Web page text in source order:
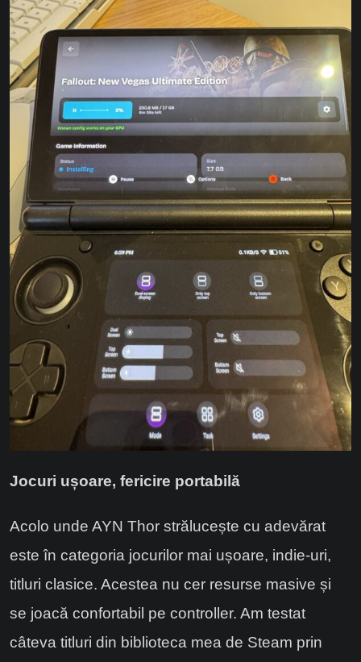
Jocuri ușoare, fericire portabilă
Acolo unde AYN Thor strălucește cu adevărat
este în categoria jocurilor mai ușoare, indie-uri,
titluri clasice. Acestea nu cer resurse masive și
se joacă confortabil pe controller. Am testat
câteva titluri din biblioteca mea de Steam prin